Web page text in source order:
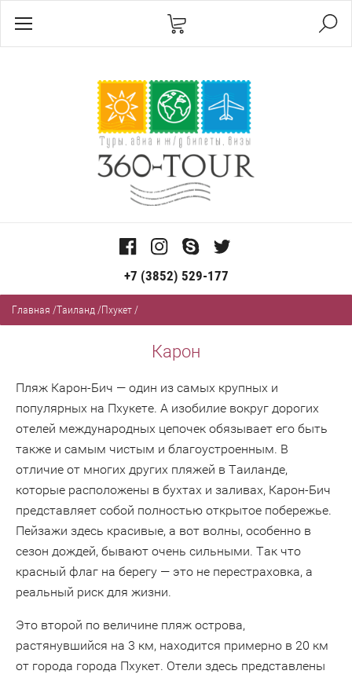
+7 (3852) 529-177
Главная /Таиланд /Пхукет /
Карон
Пляж Карон-Бич — один из самых крупных и
популярных на Пхукете. А изобилие вокруг дорогих
отелей международных цепочек обязывает его быть
также и самым чистым и благоустроенным. В
отличие от многих других пляжей в Таиланде,
которые расположены в бухтах и заливах, Карон-Бич
представляет собой полностью открытое побережье.
Пейзажи здесь красивые, а вот волны, особенно в
сезон дождей, бывают очень сильными. Так что
красный флаг на берегу — это не перестраховка, а
реальный риск для жизни.
Это второй по величине пляж острова,
растянувшийся на 3 км, находится примерно в 20 км
от города города Пхукет. Отели здесь представлены